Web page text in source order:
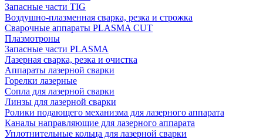
Запасные части TIG
Воздушно-плазменная сварка, резка и строжка
Сварочные аппараты PLASMA CUT
Плазмотроны
Запасные части PLASMA
Лазерная сварка, резка и очистка
Аппараты лазерной сварки
Горелки лазерные
Сопла для лазерной сварки
Линзы для лазерной сварки
Ролики подающего механизма для лазерного аппарата
Каналы направляющие для лазерного аппарата
Уплотнительные кольца для лазерной сварки